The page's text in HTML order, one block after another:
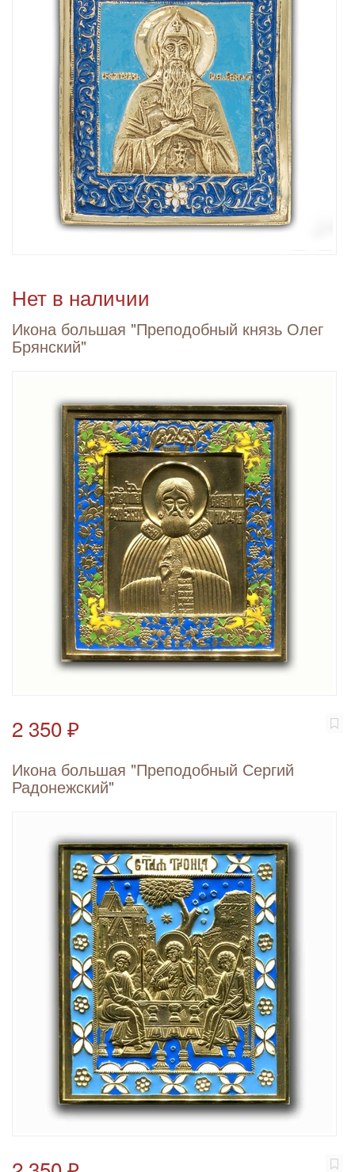
Нет в наличии
Икона большая "Преподобный князь Олег
Брянский"
2 350 ₽
Икона большая "Преподобный Сергий
Радонежский"